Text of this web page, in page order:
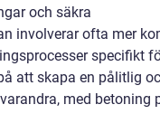
och säkra
involverar ofta mer
specifikt
att skapa en pålitlig
med betoning